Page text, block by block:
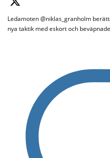
Ledamoten @niklas_granholm
nya taktik med eskort och